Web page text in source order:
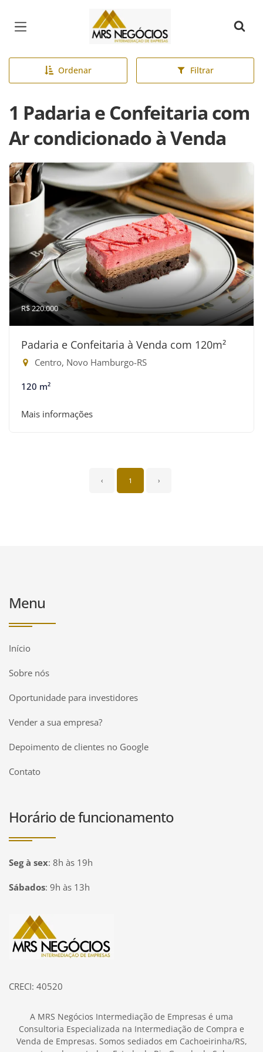
Página inicial
Ordenar Filtrar
1 Padaria e Confeitaria com
Ar condicionado à Venda
R$ 220.000
Padaria e Confeitaria à Venda com 120m²
Centro, Novo Hamburgo-RS
120 m²
Mais informações
‹ 1 ›
Menu
Início
Sobre nós
Oportunidade para investidores
Vender a sua empresa?
Depoimento de clientes no Google
Contato
Horário de funcionamento
Seg à sex: 8h às 19h
Sábados: 9h às 13h
Página inicial
CRECI: 40520
A MRS Negócios Intermediação de Empresas é uma
Consultoria Especializada na Intermediação de Compra e
Venda de Empresas. Somos sediados em Cachoeirinha/RS,